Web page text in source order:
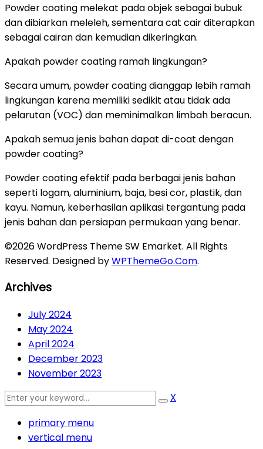
Powder coating melekat pada objek sebagai bubuk
dan dibiarkan meleleh, sementara cat cair diterapkan
sebagai cairan dan kemudian dikeringkan.
Apakah powder coating ramah lingkungan?
Secara umum, powder coating dianggap lebih ramah
lingkungan karena memiliki sedikit atau tidak ada
pelarutan (VOC) dan meminimalkan limbah beracun.
Apakah semua jenis bahan dapat di-coat dengan
powder coating?
Powder coating efektif pada berbagai jenis bahan
seperti logam, aluminium, baja, besi cor, plastik, dan
kayu. Namun, keberhasilan aplikasi tergantung pada
jenis bahan dan persiapan permukaan yang benar.
©2026 WordPress Theme SW Emarket. All Rights
Reserved. Designed byWPThemeGo.Com.
Archives
July 2024
May 2024
April 2024
December 2023
November 2023
X
primary menu
vertical menu